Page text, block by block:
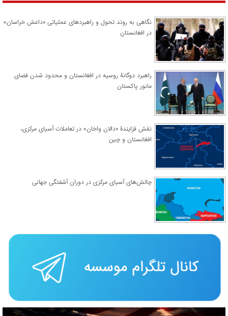
نگاهی به روند تحول و راهبردهای عملیاتی «داعش خراسان»
در افغانستان
راهبرد دوگانۀ روسیه در افغانستان و محدود شدن فضای
مانور پاکستان
نقش فزایندۀ «دالان واخان» در تعاملات آسیای مرکزی،
افغانستان و چین
چالش‌های آسیای مرکزی در دوران آشفتگی جهانی